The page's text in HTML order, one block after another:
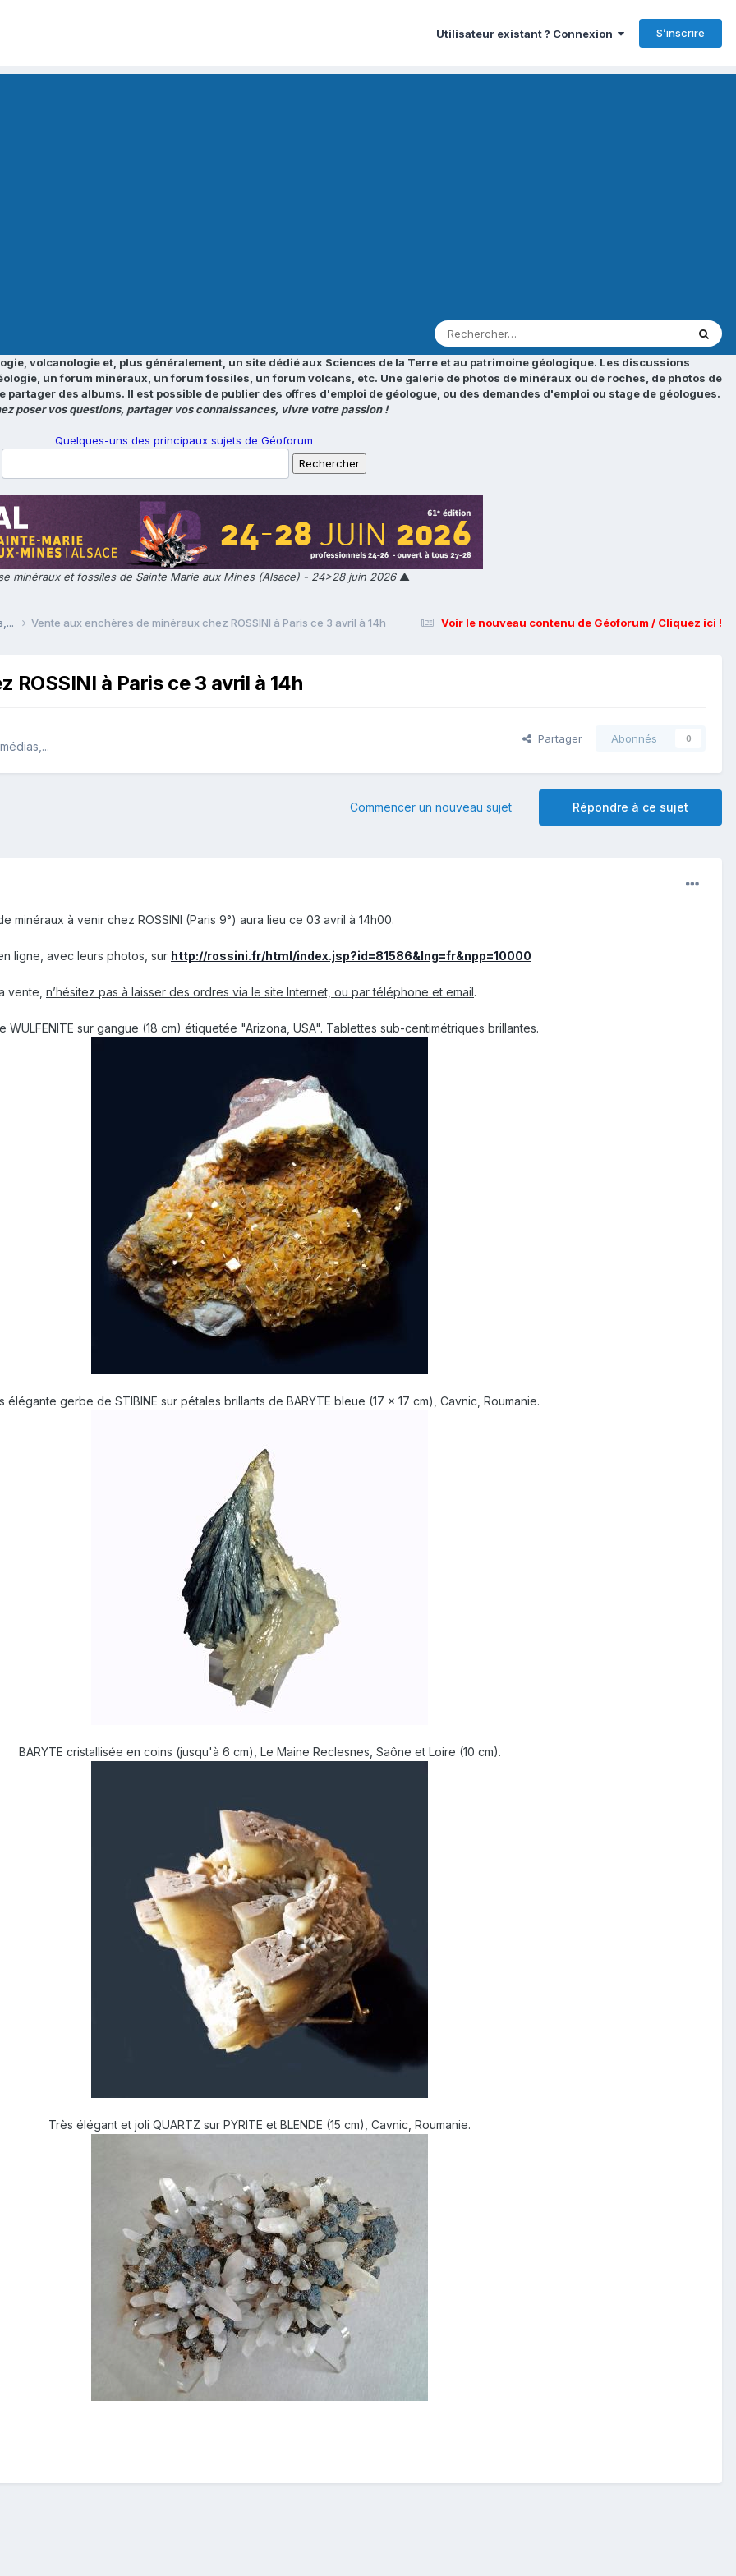
Utilisateur existant ? Connexion S’inscrire
volcanologie et, plus généralement, un site dédié aux Sciences de la Terre et au patrimoine géologique. Les discussions
un forum minéraux, un forum fossiles, un forum volcans, etc. Une galerie de photos de minéraux ou de roches, de photos de
des albums. Il est possible de publier des offres d'emploi de géologue, ou des demandes d'emploi ou stage de géologues.
poser vos questions, partager vos connaissances, vivre votre passion !
Quelques-uns des principaux sujets de Géoforum
minéraux et fossiles de Sainte Marie aux Mines (Alsace) - 24>28 juin 2026▲
Voir le nouveau contenu de Géoforum / Cliquez ici !
Vente aux enchères de minéraux chez ROSSINI à Paris ce 3 avril à 14h
à Paris ce 3 avril à 14h
Partager Abonnés 0
Répondre à ce sujet
Commencer un nouveau sujet
minéraux à venir chez ROSSINI (Paris 9°) aura lieu ce 03 avril à 14h00.
ligne, avec leurs photos, sur http://rossini.fr/html/index.jsp?id=81586&lng=fr&npp=10000
vente, n’hésitez pas à laisser des ordres via le site Internet, ou par téléphone et email.
WULFENITE sur gangue (18 cm) étiquetée "Arizona, USA". Tablettes sub-centimétriques brillantes.
élégante gerbe de STIBINE sur pétales brillants de BARYTE bleue (17 x 17 cm), Cavnic, Roumanie.
BARYTE cristallisée en coins (jusqu'à 6 cm), Le Maine Reclesnes, Saône et Loire (10 cm).
Très élégant et joli QUARTZ sur PYRITE et BLENDE (15 cm), Cavnic, Roumanie.